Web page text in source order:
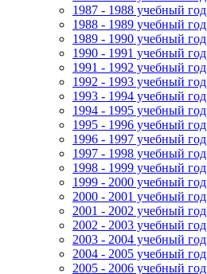
1987 - 1988 учебный год
1988 - 1989 учебный год
1989 - 1990 учебный год
1990 - 1991 учебный год
1991 - 1992 учебный год
1992 - 1993 учебный год
1993 - 1994 учебный год
1994 - 1995 учебный год
1995 - 1996 учебный год
1996 - 1997 учебный год
1997 - 1998 учебный год
1998 - 1999 учебный год
1999 - 2000 учебный год
2000 - 2001 учебный год
2001 - 2002 учебный год
2002 - 2003 учебный год
2003 - 2004 учебный год
2004 - 2005 учебный год
2005 - 2006 учебный год